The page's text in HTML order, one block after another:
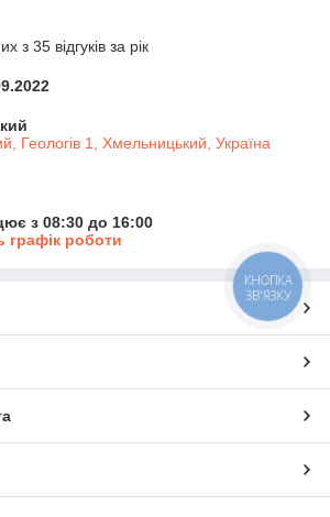
з 35 відгуків за рік
Геологів 1, Хмельницький, Україна
з 08:30 до 16:00
графік роботи
КНОПКА
ЗВ'ЯЗКУ